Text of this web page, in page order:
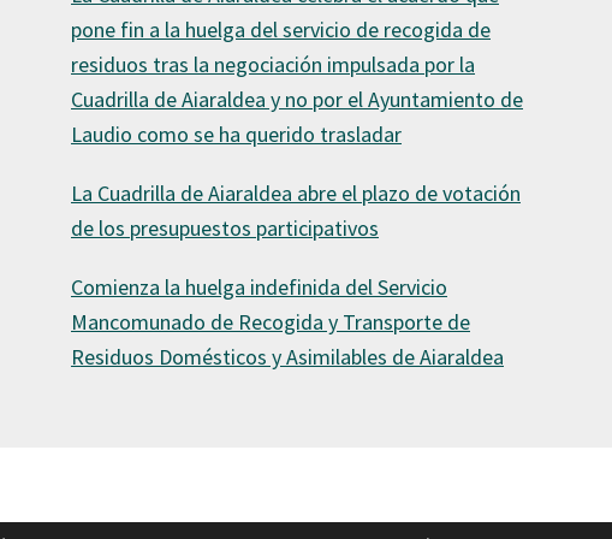
pone fin a la huelga del servicio de recogida de
residuos tras la negociación impulsada por la
Cuadrilla de Aiaraldea y no por el Ayuntamiento de
Laudio como se ha querido trasladar
La Cuadrilla de Aiaraldea abre el plazo de votación
de los presupuestos participativos
Comienza la huelga indefinida del Servicio
Mancomunado de Recogida y Transporte de
Residuos Domésticos y Asimilables de Aiaraldea
© Cuadrilla de Aiaraldea |Aviso legal y política de privacidad